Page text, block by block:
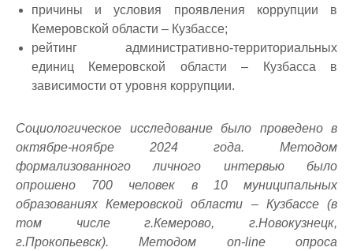
причины и условия проявления коррупции в
Кемеровской области – Кузбассе;
рейтинг административно-территориальных
единиц Кемеровской области – Кузбасса в
зависимости от уровня коррупции.
Социологическое исследование было проведено в
октябре-ноябре 2024 года. Методом
формализованного личного интервью было
опрошено 700 человек в 10 муниципальных
образованиях Кемеровской области – Кузбассе (в
том числе г.Кемерово, г.Новокузнецк,
г.Прокопьевск). Методом on-line опроса